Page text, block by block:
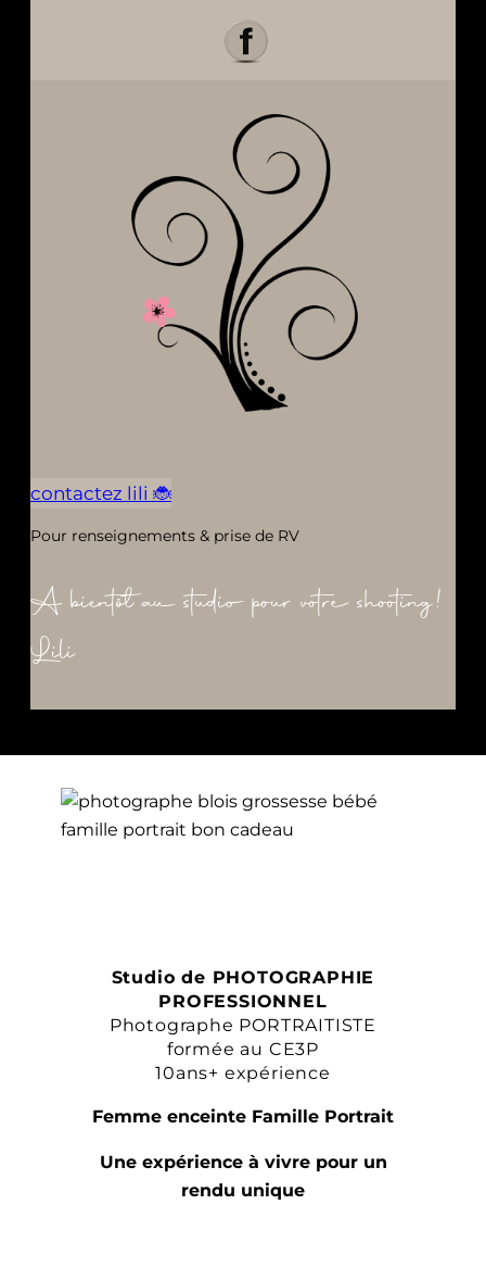
contactez lili 🐞
Pour renseignements & prise de RV
A bientôt au studio pour votre shooting!
Lili
Studio de PHOTOGRAPHIE
PROFESSIONNEL
Photographe PORTRAITISTE
formée au CE3P
10ans+ expérience
Femme enceinte Famille Portrait
Une expérience à vivre pour un
rendu unique